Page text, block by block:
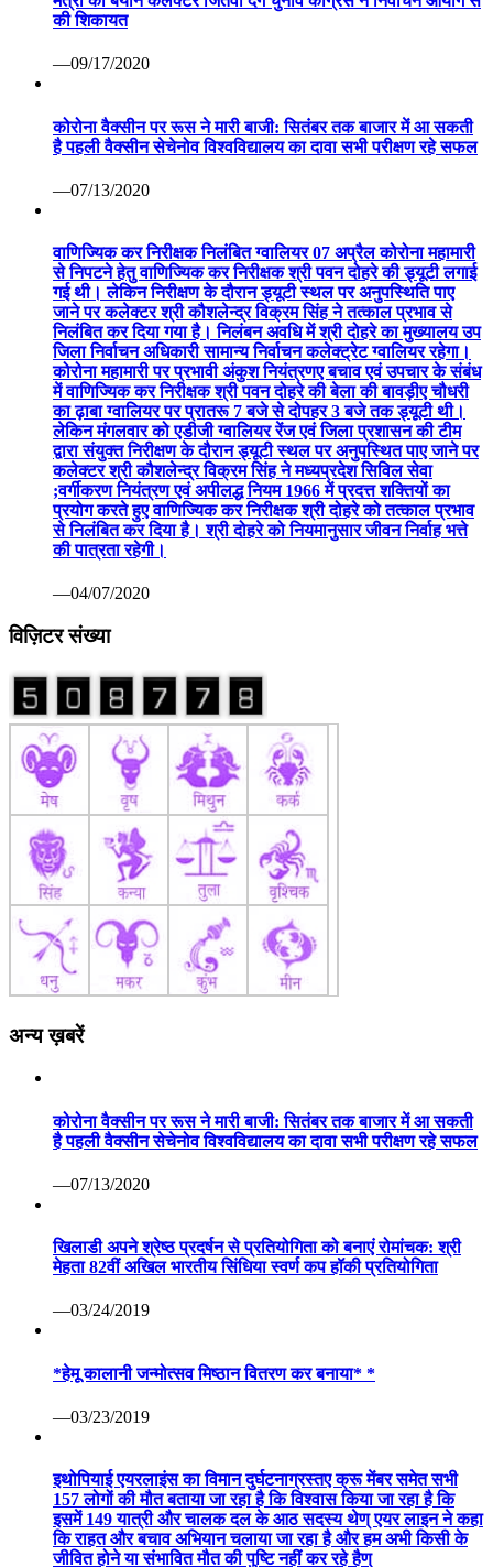
वाणिज्यिक कर निरीक्षक निलंबित ग्वालियर 07 अप्रैल कोरोना महामारी
गई थी। लेकिन निरीक्षण के दौरान ड्यूटी स्थल पर अनुपस्थिति पाए
जिला निर्वाचन अधिकारी सामान्य निर्वाचन कलेक्ट्रेट ग्वालियर रहेगा।
कोरोना महामारी पर प्रभावी अंकुश नियंत्रणए बचाव एवं उपचार के संबंध
में वाणिज्यिक कर निरीक्षक श्री पवन दोहरे की बेला की बावड़ीए चौधरी
लेकिन मंगलवार को एडीजी ग्वालियर रेंज एवं जिला प्रशासन की टीम
;वर्गीकरण नियंत्रण एवं अपीलद्ध नियम 1966 में प्रदत्त शक्तियों का
प्रयोग करते हुए वाणिज्यिक कर निरीक्षक श्री दोहरे को तत्काल प्रभाव
से निलंबित कर दिया है। श्री दोहरे को नियमानुसार जीवन निर्वाह भत्ते
की पात्रता रहेगी।
—04/07/2020
विज़िटर संख्या
अन्य ख़बरें
कोरोना वैक्सीन पर रूस ने मारी बाजी: सितंबर तक बाजार में आ सकती
है पहली वैक्सीन सेचेनोव विश्वविद्यालय का दावा सभी परीक्षण रहे सफल
—07/13/2020
मेहता 82वीं अखिल भारतीय सिंधिया स्वर्ण कप हॉकी प्रतियोगिता
*हेमू कालानी जन्मोत्सव मिष्ठान वितरण कर बनाया* *
—03/23/2019
इथोपियाई एयरलाइंस का विमान दुर्घटनाग्रस्तए क्रू मेंबर समेत सभी
157 लोगों की मौत बताया जा रहा है कि विश्वास किया जा रहा है कि
कि राहत और बचाव अभियान चलाया जा रहा है और हम अभी किसी के
—03/10/2019